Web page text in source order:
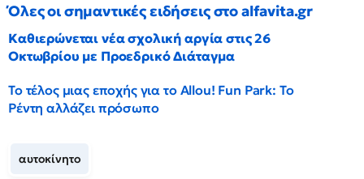
Όλες οι σημαντικές ειδήσεις στο alfavita.gr
Καθιερώνεται νέα σχολική αργία στις 26
Οκτωβρίου με Προεδρικό Διάταγμα
Το τέλος μιας εποχής για το Allou! Fun Park: Το
Ρέντη αλλάζει πρόσωπο
αυτοκίνητο